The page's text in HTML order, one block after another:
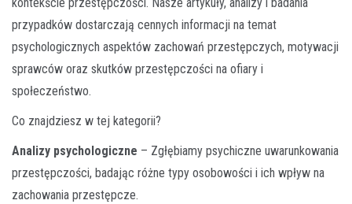
kontekście przestępczości. Nasze artykuły, analizy i badania
przypadków dostarczają cennych informacji na temat
psychologicznych aspektów zachowań przestępczych, motywacji
sprawców oraz skutków przestępczości na ofiary i
społeczeństwo.
Co znajdziesz w tej kategorii?
Analizy psychologiczne – Zgłębiamy psychiczne uwarunkowania
przestępczości, badając różne typy osobowości i ich wpływ na
zachowania przestępcze.